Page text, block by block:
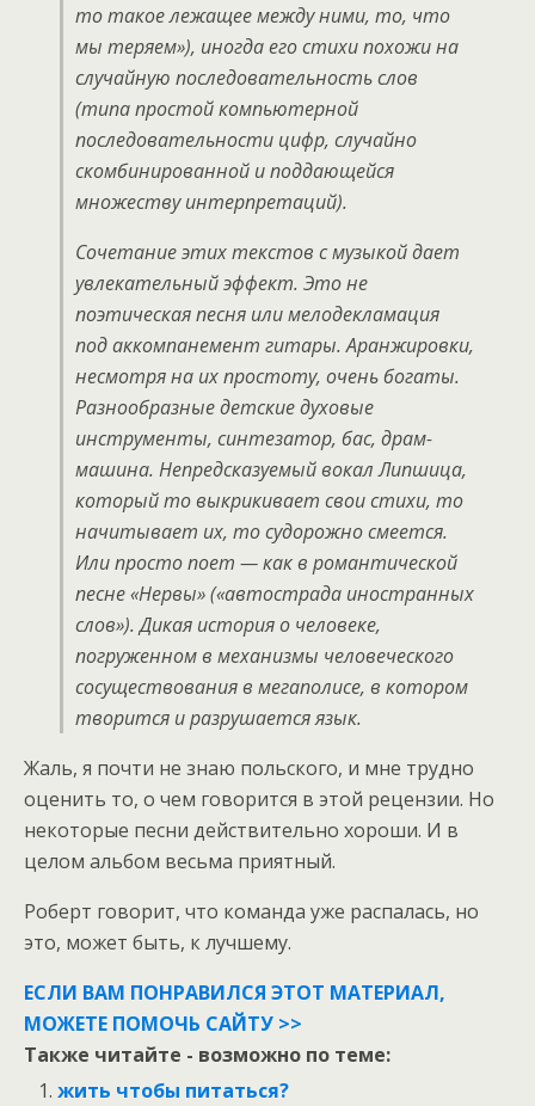
то такое лежащее между ними, то, что
мы теряем»), иногда его стихи похожи на
случайную последовательность слов
(типа простой компьютерной
последовательности цифр, случайно
скомбинированной и поддающейся
множеству интерпретаций).
Сочетание этих текстов с музыкой дает
увлекательный эффект. Это не
поэтическая песня или мелодекламация
под аккомпанемент гитары. Аранжировки,
несмотря на их простоту, очень богаты.
Разнообразные детские духовые
инструменты, синтезатор, бас, драм-
машина. Непредсказуемый вокал Липшица,
который то выкрикивает свои стихи, то
начитывает их, то судорожно смеется.
Или просто поет — как в романтической
песне «Нервы» («автострада иностранных
слов»). Дикая история о человеке,
погруженном в механизмы человеческого
сосуществования в мегаполисе, в котором
творится и разрушается язык.
Жаль, я почти не знаю польского, и мне трудно
оценить то, о чем говорится в этой рецензии. Но
некоторые песни действительно хороши. И в
целом альбом весьма приятный.
Роберт говорит, что команда уже распалась, но
это, может быть, к лучшему.
ЕСЛИ ВАМ ПОНРАВИЛСЯ ЭТОТ МАТЕРИАЛ,
МОЖЕТЕ ПОМОЧЬ САЙТУ >>
Также читайте - возможно по теме:
жить чтобы питаться?